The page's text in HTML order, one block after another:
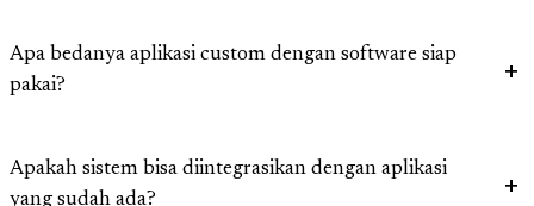
Apa bedanya aplikasi custom dengan software siap
pakai?
Apakah sistem bisa diintegrasikan dengan aplikasi
yang sudah ada?